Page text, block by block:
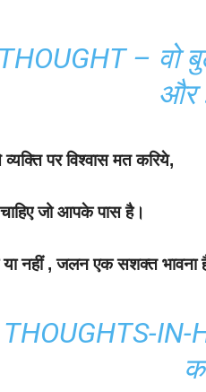
THOUGHT – वो
और
पर विश्वास मत करिये,
जो आपके पास है।
या नहीं , जलन एक सशक्त भावना
THOUGHTS-IN-